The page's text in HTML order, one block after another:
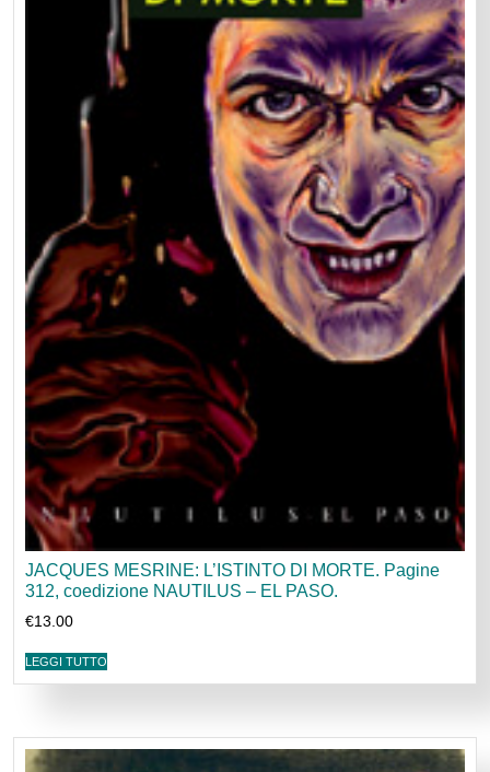
JACQUES MESRINE: L’ISTINTO DI MORTE. Pagine
312, coedizione NAUTILUS – EL PASO.
€13.00
LEGGI TUTTO